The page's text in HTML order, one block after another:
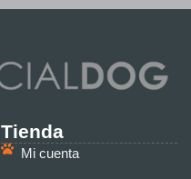
Tienda
Mi cuenta